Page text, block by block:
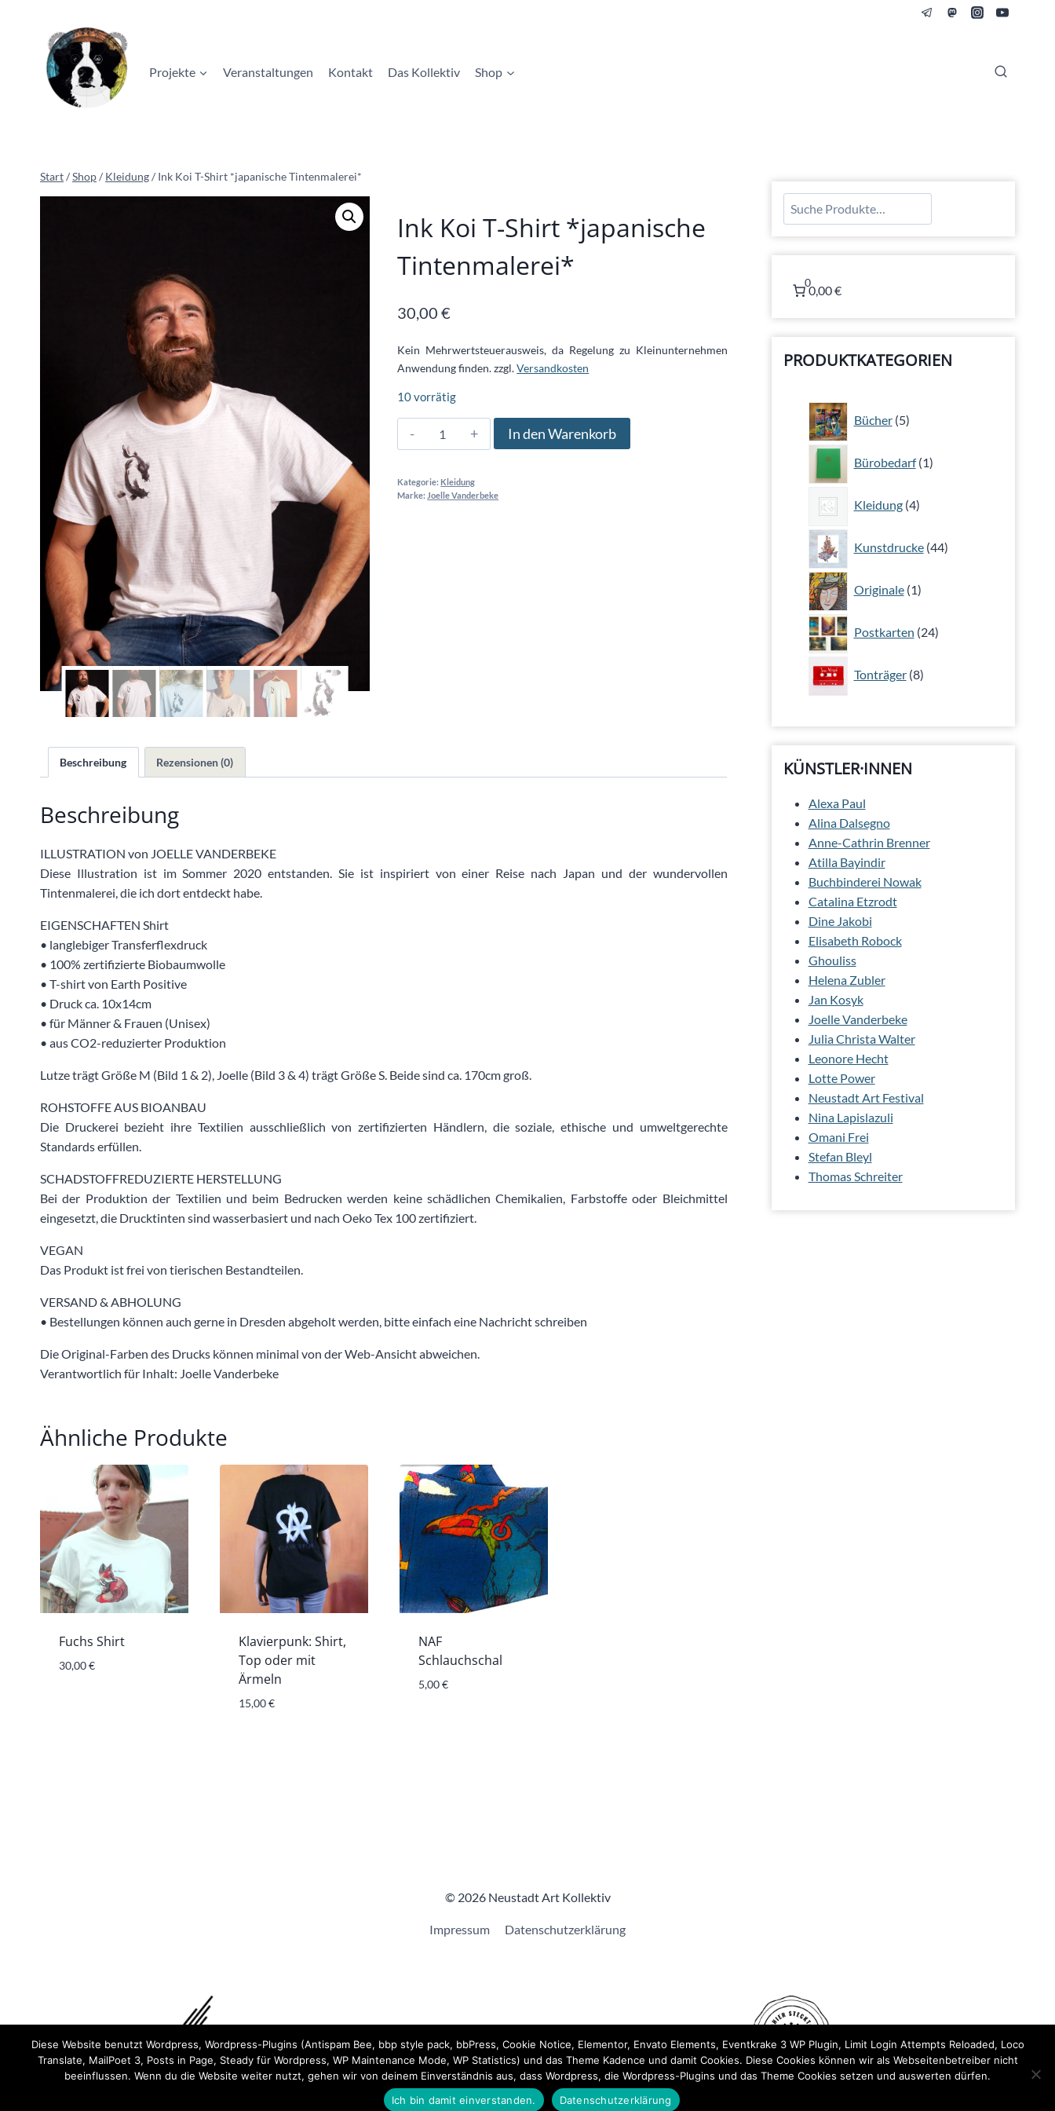
Projekte
Veranstaltungen Kontakt Das Kollektiv Shop
Start/Shop/ Kleidung/ Ink Koi T-Shirt *japanische Tintenmalerei*
Ink Koi T-Shirt *japanische
Tintenmalerei*
30,00€
Kein Mehrwertsteuerausweis, da Regelung zu Kleinunternehmen
Anwendung finden.zzgl.Versandkosten
10 vorrätig
Ink
Koi
Shirt
In den Warenkorb
Kategorie: Kleidung
Marke: Joelle Vanderbeke
Beschreibung Rezensionen (0)
Beschreibung
ILLUSTRATION von JOELLE VANDERBEKE
Diese Illustration ist im Sommer 2020 entstanden. Sie ist inspiriert von einer Reise nach Japan und der wundervollen
Tintenmalerei, die ich dort entdeckt habe.
EIGENSCHAFTEN Shirt
• langlebiger Transferflexdruck
• 100% zertifizierte Biobaumwolle
• T-shirt von Earth Positive
• Druck ca. 10x14cm
• für Männer & Frauen (Unisex)
• aus CO2-reduzierter Produktion
Lutze trägt Größe M (Bild 1 & 2), Joelle (Bild 3 & 4) trägt Größe S. Beide sind ca. 170cm groß.
ROHSTOFFE AUS BIOANBAU
Die Druckerei bezieht ihre Textilien ausschließlich von zertifizierten Händlern, die soziale, ethische und umweltgerechte
Standards erfüllen.
SCHADSTOFFREDUZIERTE HERSTELLUNG
Bei der Produktion der Textilien und beim Bedrucken werden keine schädlichen Chemikalien, Farbstoffe oder Bleichmittel
eingesetzt, die Drucktinten sind wasserbasiert und nach Oeko Tex 100 zertifiziert.
VEGAN
Das Produkt ist frei von tierischen Bestandteilen.
VERSAND & ABHOLUNG
• Bestellungen können auch gerne in Dresden abgeholt werden, bitte einfach eine Nachricht schreiben
Die Original-Farben des Drucks können minimal von der Web-Ansicht abweichen.
Verantwortlich für Inhalt: Joelle Vanderbeke
Ähnliche Produkte
Fuchs Shirt
30,00€
Klavierpunk: Shirt,
Top oder mit
Ärmeln
15,00€
NAF
Schlauchschal
5,00€
Suchen
0
0,00 €
PRODUKTKATEGORIEN
Bücher 5
Produkte
Bürobedarf 1
Produkt
Kleidung 4
Produkte
Kunstdrucke 44
Produkte
Originale 1
Produkt
Postkarten 24
Produkte
Tonträger 8
Produkte
KÜNSTLER·INNEN
Alexa Paul
Alina Dalsegno
Anne-Cathrin Brenner
Atilla Bayindir
Buchbinderei Nowak
Catalina Etzrodt
Dine Jakobi
Elisabeth Robock
Ghouliss
Helena Zubler
Jan Kosyk
Joelle Vanderbeke
Julia Christa Walter
Leonore Hecht
Lotte Power
Neustadt Art Festival
Nina Lapislazuli
Omani Frei
Stefan Bleyl
Thomas Schreiter
© 2026 Neustadt Art Kollektiv
Impressum Datenschutzerklärung
unterzeichnet.
Diese Website benutzt Wordpress, Wordpress-Plugins (Antispam Bee, bbp style pack, bbPress, Cookie Notice, Elementor, Envato Elements, Eventkrake 3 WP Plugin, Limit Login Attempts Reloaded, Loco
Translate, MailPoet 3, Posts in Page, Steady für Wordpress, WP Maintenance Mode, WP Statistics) und das Theme Kadence und damit Cookies. Diese Cookies können wir als Webseitenbetreiber nicht
beeinflussen. Wenn du die Website weiter nutzt, gehen wir von deinem Einverständnis aus, dass Wordpress, die Wordpress-Plugins und das Theme Cookies setzen und auswerten dürfen.
Ich bin damit einverstanden.
Datenschutzerklärung